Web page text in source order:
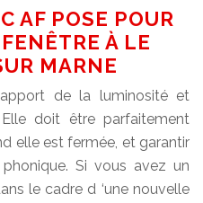
AF POSE POUR
À LE
MARNE
de la luminosité et
Elle doit être parfaitement
elle est fermée, et garantir
Si vous avez un
le cadre d ‘une nouvelle